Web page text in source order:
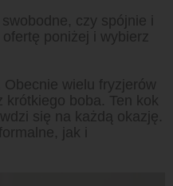
czy spójnie i
poniżej i wybierz
Obecnie wielu fryzjerów
krótkiego boba. Ten kok
się na każdą okazję.
jak i